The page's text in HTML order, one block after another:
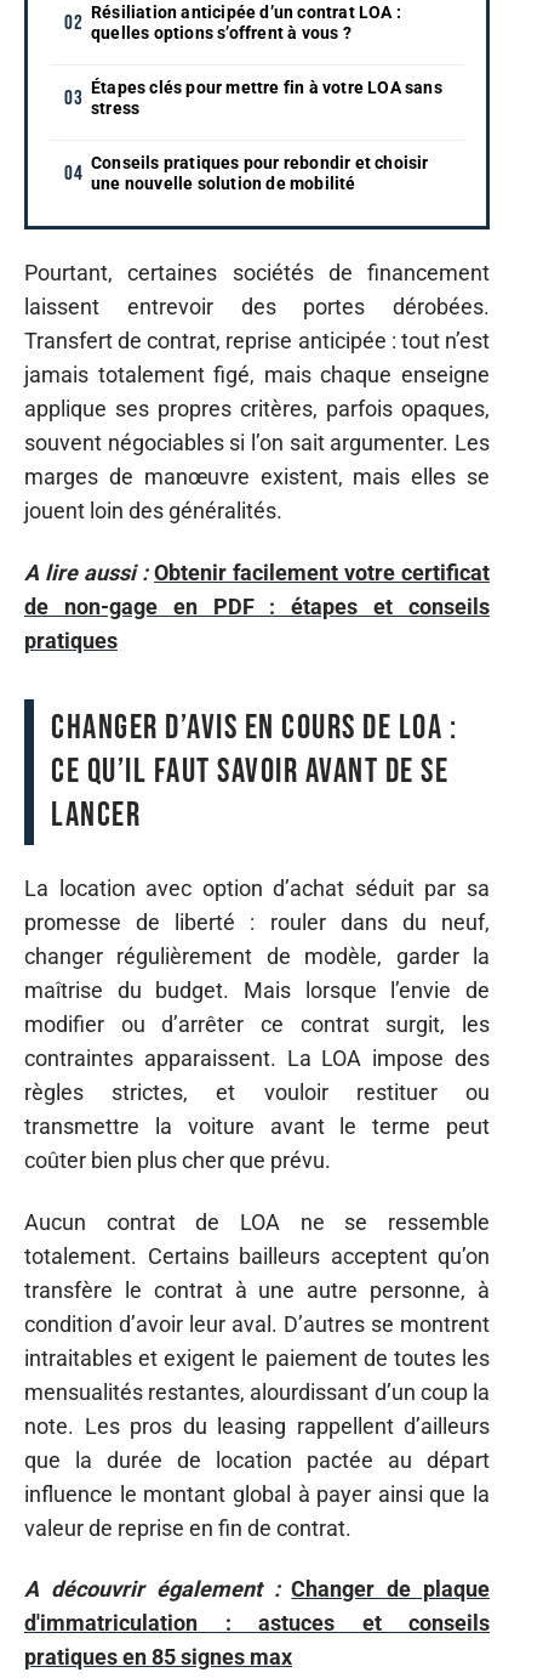
Résiliation anticipée d’un contrat LOA :
quelles options s’offrent à vous ?
Étapes clés pour mettre fin à votre LOA sans
stress
Conseils pratiques pour rebondir et choisir
une nouvelle solution de mobilité
Pourtant, certaines sociétés de financement
laissent entrevoir des portes dérobées.
Transfert de contrat, reprise anticipée : tout n’est
jamais totalement figé, mais chaque enseigne
applique ses propres critères, parfois opaques,
souvent négociables si l’on sait argumenter. Les
marges de manœuvre existent, mais elles se
jouent loin des généralités.
A lire aussi : Obtenir facilement votre certificat
de non-gage en PDF : étapes et conseils
pratiques
Changer d’avis en cours de LOA :
ce qu’il faut savoir avant de se
lancer
La location avec option d’achat séduit par sa
promesse de liberté : rouler dans du neuf,
changer régulièrement de modèle, garder la
maîtrise du budget. Mais lorsque l’envie de
modifier ou d’arrêter ce contrat surgit, les
contraintes apparaissent. La LOA impose des
règles strictes, et vouloir restituer ou
transmettre la voiture avant le terme peut
coûter bien plus cher que prévu.
Aucun contrat de LOA ne se ressemble
totalement. Certains bailleurs acceptent qu’on
transfère le contrat à une autre personne, à
condition d’avoir leur aval. D’autres se montrent
intraitables et exigent le paiement de toutes les
mensualités restantes, alourdissant d’un coup la
note. Les pros du leasing rappellent d’ailleurs
que la durée de location pactée au départ
influence le montant global à payer ainsi que la
valeur de reprise en fin de contrat.
A découvrir également : Changer de plaque
d'immatriculation : astuces et conseils
pratiques en 85 signes max